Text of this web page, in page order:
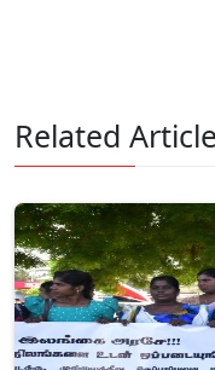
Related